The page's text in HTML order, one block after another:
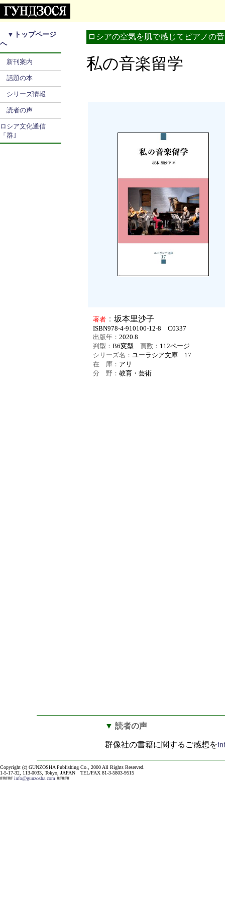
▼ トップページ
へ
新刊案内
話題の本
シリーズ情報
読者の声
ロシア文化通信
「群｣
ロシアの空気を肌で感じてピアノの
私の音楽留学
著者 ： 坂本里沙子
ISBN978-4-910100-12-8 C0337
出版年： 2020.8
判型： B6変型 頁数： 112ページ
シリーズ名： ユーラシア文庫 17
在 庫： アリ
分 野： 教育・芸術
▼ 読者の声
群像社の書籍に関するご感想を
Copyright (c) GUNZOSHA Publishing Co., 2000 All Rights Reserved.
1-5-17-32, 113-0033, Tokyo, JAPAN TEL/FAX 81-3-5803-9515
##### info@gunzosha.com #####